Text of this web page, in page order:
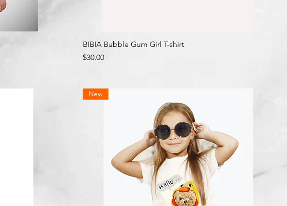
クイックビュー
BIBIA Bubble Gum Girl T-shirt
価格
$30.00
New